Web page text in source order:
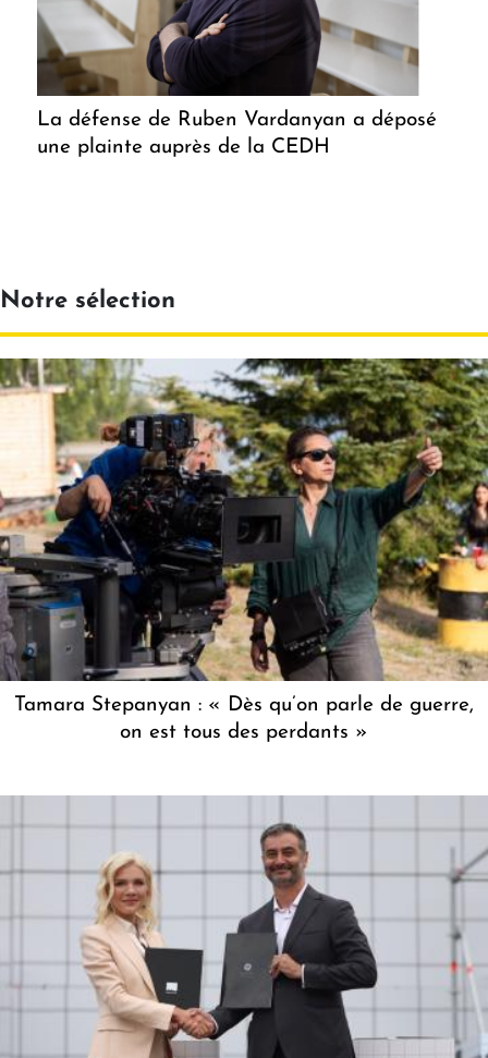
La défense de Ruben Vardanyan a déposé
une plainte auprès de la CEDH
Notre sélection
Tamara Stepanyan : « Dès qu’on parle de guerre,
on est tous des perdants »